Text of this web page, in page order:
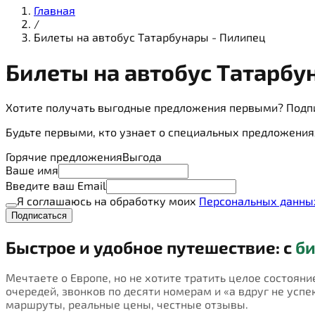
Главная
/
Билеты на автобус Татарбунары - Пилипец
Билеты на автобус
Хотите получать выгодные предложения первыми?
Будьте первыми, кто узнает о специальных
Горячие предложенияВыгода
Ваше имя
Введите ваш Email
Я соглашаюсь на обработку моих Персональных
Подписаться
Быстрое и удобное путешествие: с
Мечтаете о Европе, но не хотите тратить целое
очередей, звонков по десяти номерам и «а вдруг не
маршруты, реальные цены, честные отзывы.